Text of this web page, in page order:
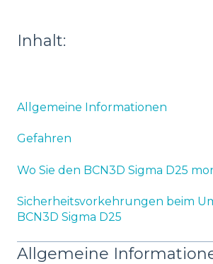
Inhalt:
Allgemeine Informationen
Gefahren
Wo Sie den BCN3D Sigma D25
Sicherheitsvorkehrungen beim
BCN3D Sigma D25
Allgemeine